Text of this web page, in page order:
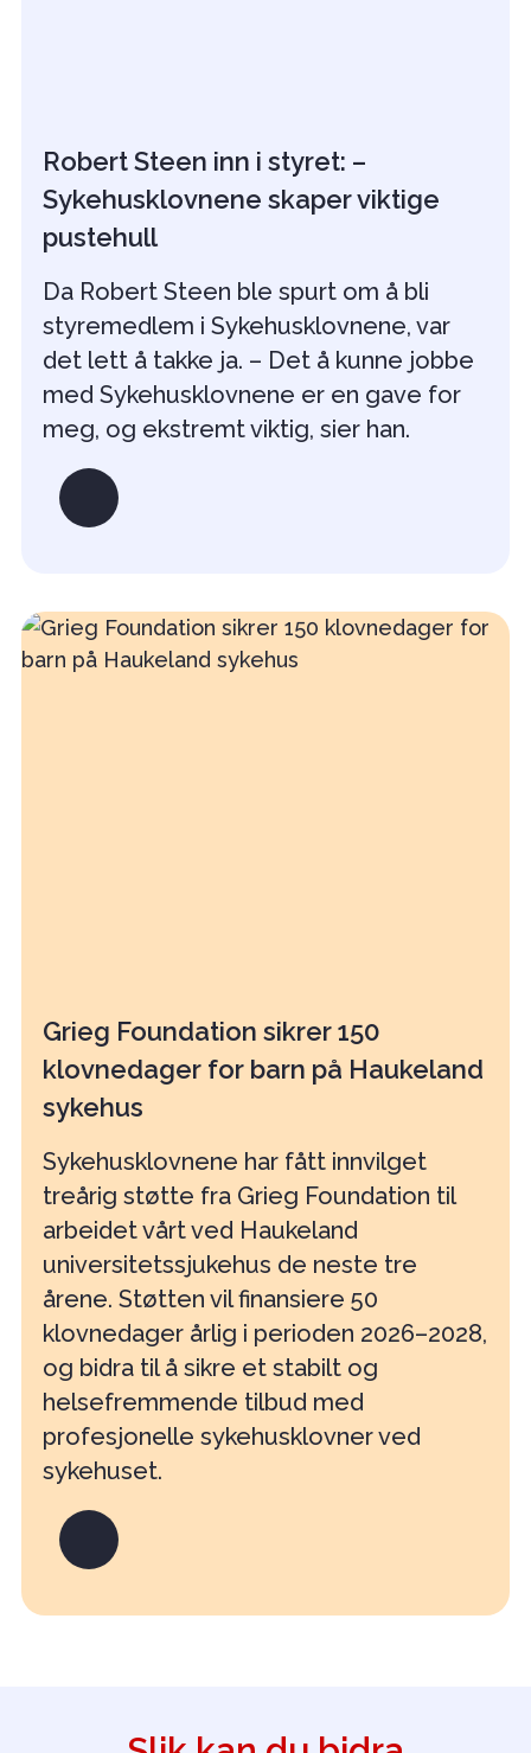
Robert Steen inn i styret: –
Sykehusklovnene skaper viktige
pustehull
Da Robert Steen ble spurt om å bli
styremedlem i Sykehusklovnene, var
det lett å takke ja. – Det å kunne jobbe
med Sykehusklovnene er en gave for
meg, og ekstremt viktig, sier han.
Grieg Foundation sikrer 150
klovnedager for barn på Haukeland
sykehus
Sykehusklovnene har fått innvilget
treårig støtte fra Grieg Foundation til
arbeidet vårt ved Haukeland
universitetssjukehus de neste tre
årene. Støtten vil finansiere 50
klovnedager årlig i perioden 2026–2028,
og bidra til å sikre et stabilt og
helsefremmende tilbud med
profesjonelle sykehusklovner ved
sykehuset.